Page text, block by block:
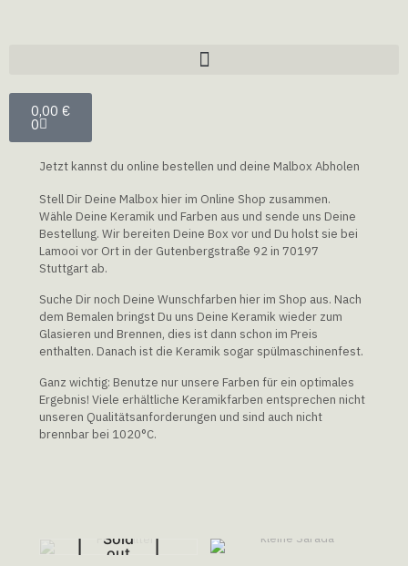
0,00 €
0
Jetzt kannst du online bestellen und deine Malbox Abholen
Stell Dir Deine Malbox hier im Online Shop zusammen.
Wähle Deine Keramik und Farben aus und sende uns Deine
Bestellung. Wir bereiten Deine Box vor und Du holst sie bei
Lamooi vor Ort in der Gutenbergstraße 92 in 70197
Stuttgart ab.
Suche Dir noch Deine Wunschfarben hier im Shop aus. Nach
dem Bemalen bringst Du uns Deine Keramik wieder zum
Glasieren und Brennen, dies ist dann schon im Preis
enthalten. Danach ist die Keramik sogar spülmaschinenfest.
Ganz wichtig: Benutze nur unsere Farben für ein optimales
Ergebnis! Viele erhältliche Keramikfarben entsprechen nicht
unseren Qualitätsanforderungen und sind auch nicht
brennbar bei 1020°C.
Sold
out